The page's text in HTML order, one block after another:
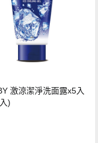
激涼潔淨洗面露x5入
)